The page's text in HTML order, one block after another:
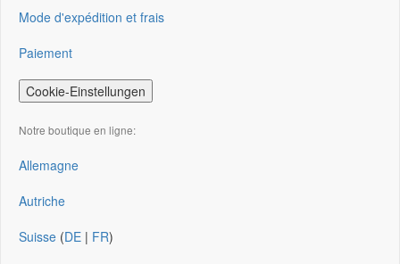
Mode d'expédition et frais
Paiement
Cookie-Einstellungen
Notre boutique en ligne:
Allemagne
Autriche
Suisse (DE | FR)